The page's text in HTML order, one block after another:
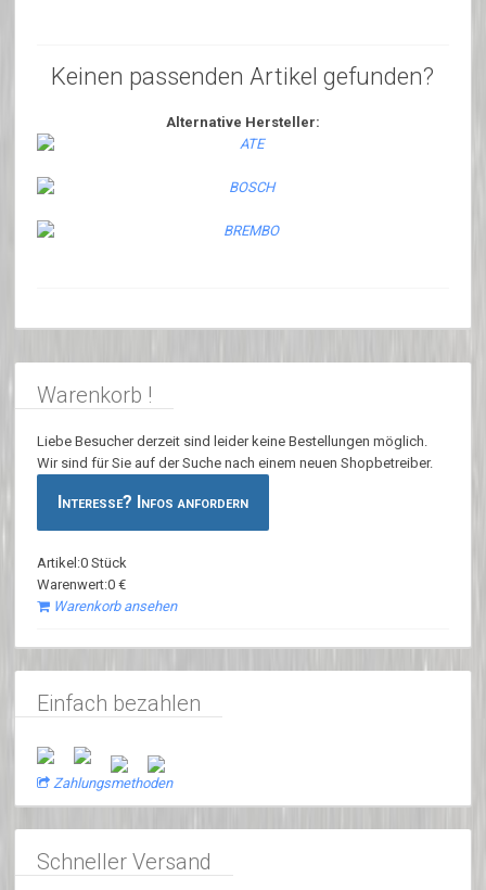
Keinen passenden Artikel gefunden?
Alternative Hersteller:
Warenkorb !
Liebe Besucher derzeit sind leider keine Bestellungen möglich.
Wir sind für Sie auf der Suche nach einem neuen Shopbetreiber.
Interesse? Infos anfordern
Artikel:0 Stück
Warenwert:0 €
Warenkorb ansehen
Einfach bezahlen
Zahlungsmethoden
Schneller Versand